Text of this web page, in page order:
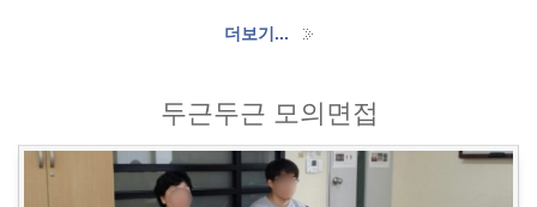
더보기...
두근두근 모의면접